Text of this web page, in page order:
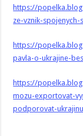
https://
ze-vznik-
https://
pavla-o-ukrajine-
https://
mozu-exportovat-
podporovat-